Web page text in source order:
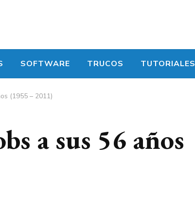
SOFTWARE TRUCOS TUTORIALES
(1955 – 2011)
a sus 56 años